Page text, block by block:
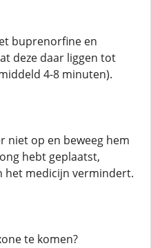
buprenorfine en
deze daar liggen tot
4-8 minuten).
niet op en beweeg hem
hebt geplaatst,
het medicijn vermindert.
te komen?